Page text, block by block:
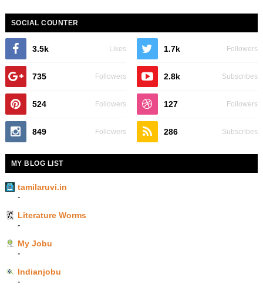
SOCIAL COUNTER
3.5k Likes 1.7k Followers
735 Followers 2.8k Subscribes
524 Followers 127 Followers
849 Followers 286 Subscribes
MY BLOG LIST
tamilaruvi.in
-
Literature Worms
-
My Jobu
-
Indianjobu
-